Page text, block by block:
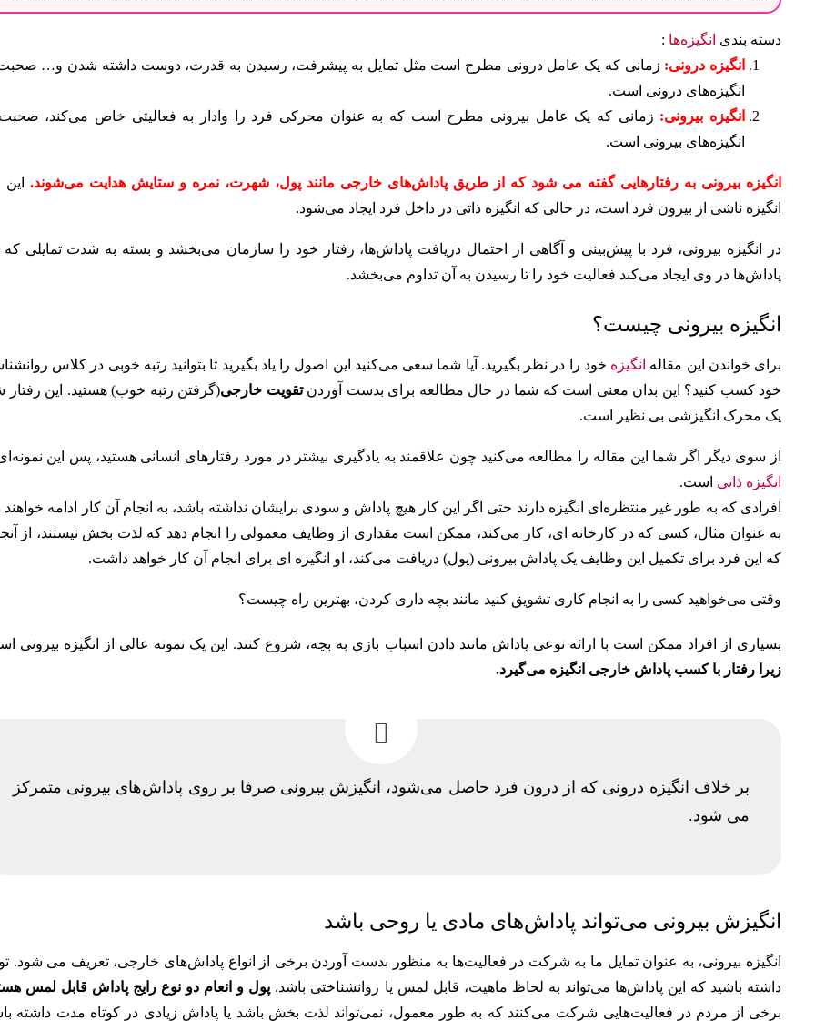
دسته بندی انگیزه‌ها :
انگیزه‌ درونی: زمانی که یک عامل درونی مطرح است مثل تمایل به پیشرفت، رسیدن به قدرت، دوست داشته شدن و… صحبت
انگیزه‌های درونی است.
انگیزه بیرونی: زمانی که یک عامل بیرونی مطرح است که به عنوان محرکی فرد را وادار به فعالیتی خاص می‌کند، صحبت
انگیزه‌های بیرونی است.
انگیزه بیرونی به رفتارهایی گفته می شود که از طریق پاداش‌های خارجی مانند پول، شهرت، نمره و ستایش هدایت می‌شوند. این
انگیزه ناشی از بیرون فرد است، در حالی که انگیزه ذاتی در داخل فرد ایجاد می‌شود.
در انگیزه بیرونی، فرد با پیش‌بینی و آگاهی از احتمال دریافت پاداش‌ها، رفتار خود را سازمان می‌بخشد و بسته به شدت تمایلی که
پاداش‌ها در وی ایجاد می‌کند فعالیت خود را تا رسیدن به آن تداوم می‌بخشد.
انگیزه بیرونی چیست؟
برای خواندن این مقاله انگیزه خود را در نظر بگیرید. آیا شما سعی می‌کنید این اصول را یاد بگیرید تا بتوانید رتبه خوبی در کلاس
خود کسب کنید؟ این بدان معنی است که شما در حال مطالعه برای بدست آوردنتقویت خارجی(گرفتن رتبه خوب) هستید. این رفتار
یک محرک انگیزشی بی نظیر است.
از سوی دیگر اگر شما این مقاله را مطالعه می‌کنید چون علاقمند به یادگیری بیشتر در مورد رفتارهای انسانی هستید، پس این
انگیزه ذاتی است.
افرادی که به طور غیر منتظره‌ای انگیزه دارند حتی اگر این کار هیچ پاداش و سودی برایشان نداشته باشد، به انجام آن کار ادامه خواهند
به عنوان مثال، کسی که در کارخانه ای، کار می‌کند، ممکن است مقداری از وظایف معمولی را انجام دهد که لذت بخش نیستند، از
که این فرد برای تکمیل این وظایف یک پاداش بیرونی (پول) دریافت می‌کند، او انگیزه‌ ای برای انجام آن کار خواهد داشت.
وقتی می‌خواهید کسی را به انجام کاری تشویق کنید مانند بچه داری کردن، بهترین راه چیست؟
بسیاری از افراد ممکن است با ارائه نوعی پاداش مانند دادن اسباب بازی به بچه، شروع کنند. این یک نمونه عالی از انگیزه بیرونی
زیرا رفتار با کسب پاداش خارجی انگیزه می‌گیرد.
بر خلاف انگیزه درونی که از درون فرد حاصل می‌شود، انگیزش بیرونی صرفا بر روی پاداش‌های بیرونی متمرکز
می شود.
انگیزش بیرونی می‌تواند پاداش‌های مادی یا روحی باشد
انگیزه بیرونی، به عنوان تمایل ما به شرکت در فعالیت‌ها به منظور بدست آوردن برخی از انواع پاداش‌های خارجی، تعریف می شود.
داشته باشید که این پاداش‌ها می‌تواند به لحاظ ماهیت، قابل لمس یا روانشناختی باشد. پول و انعام دو نوع رایج پاداش قابل لمس
برخی از مردم در فعالیت‌هایی شرکت می‌کنند که به طور معمول، نمی‌تواند لذت بخش باشد یا پاداش زیادی در کوتاه مدت داشته